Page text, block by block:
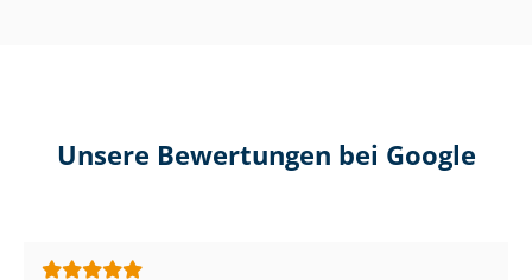
Unsere Bewertungen bei Google